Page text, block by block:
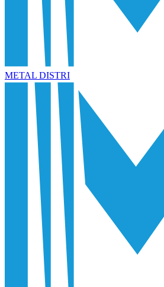
METAL DISTRI